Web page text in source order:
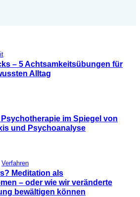
– 5 Achtsamkeitsübungen für
Alltag
im Spiegel von
und Psychoanalyse
Verfahren
Meditation als
– oder wie wir veränderte
bewältigen können